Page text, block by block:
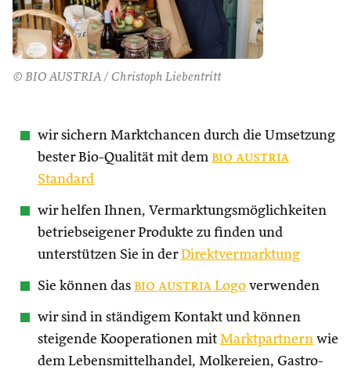
© BIO AUSTRIA / Christoph Liebentritt
wir sichern Marktchancen durch die Umsetzung
bester Bio-Qualität mit dem bio austria
Standard
wir helfen Ihnen, Vermarktungsmöglichkeiten
betriebseigener Produkte zu finden und
unterstützen Sie in derDirektvermarktung
Sie können das bio austria Logo verwenden
wir sind in ständigem Kontakt und können
steigende Kooperationen mit Marktpartnern wie
dem Lebensmittelhandel, Molkereien, Gastro-